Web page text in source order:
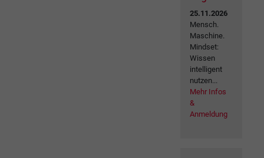
25.11.2026
Mensch.
Maschine.
Mindset:
Wissen
intelligent
nutzen...
Mehr Infos
&
Anmeldung